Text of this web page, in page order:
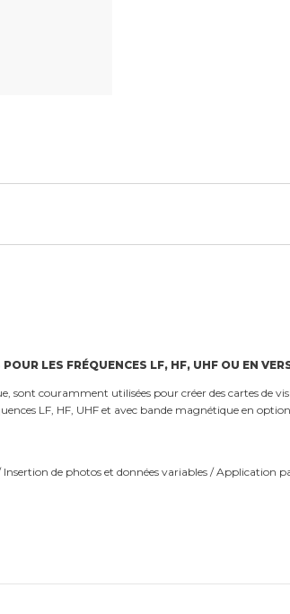
LES FRÉQUENCES LF, HF, UHF OU EN
couramment utilisées pour créer des cartes de
LF, HF, UHF et avec bande magnétique en
de photos et données variables / Application